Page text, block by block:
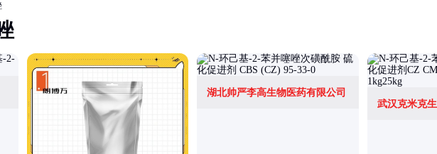
湖北帅严李高生物医药有限公司